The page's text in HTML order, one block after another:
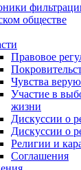
обществе
Правовое
Чувства
Участие в
жизни
Дискуссии о
Дискуссии о
Религии и
Соглашения